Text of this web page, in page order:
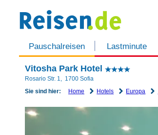
Pauschalreisen Lastminute
Vitosha Park Hotel
Rosario Str. 1, 1700 Sofia
Sie sind hier:
Home Hotels Europa